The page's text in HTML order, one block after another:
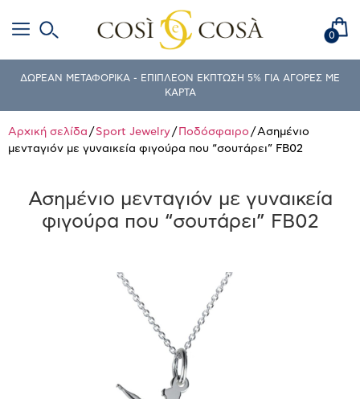
0
ΔΩΡΕΑΝ ΜΕΤΑΦΟΡΙΚΑ - ΕΠΙΠΛΕΟΝ ΕΚΠΤΩΣΗ 5% ΓΙΑ ΑΓΟΡΕΣ ΜΕ
ΚΑΡΤΑ
Αρχική σελίδα / Sport Jewelry/ Ποδόσφαιρο / Ασημένιο
μενταγιόν με γυναικεία φιγούρα που “σουτάρει” FB02
Ασημένιο μενταγιόν με γυναικεία
φιγούρα που “σουτάρει” FB02